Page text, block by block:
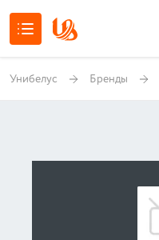
Унибелус Бренды